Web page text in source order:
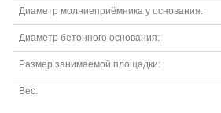
Диаметр молниеприёмника у основания:
Диаметр бетонного основания:
Размер занимаемой площадки:
Вес: